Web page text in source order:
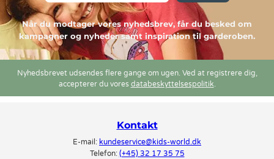
Når du modtager vores nyhedsbrev, får du besked om
kampagner og nyheder samt inspiration til garderoben.
Nyhedsbrevet udsendes flere gange om ugen. Ved at registrere dig,
accepterer du vores databeskyttelsespolitik.
Kontakt
E-mail: kundeservice@kids-world.dk
Telefon: (+45) 32 17 35 75